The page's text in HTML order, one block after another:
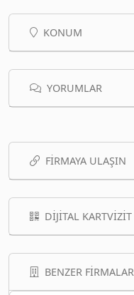
KONUM
YORUMLAR
FIRMAYA ULAŞIN
DIJITAL KARTVIZIT
BENZER FIRMALAR